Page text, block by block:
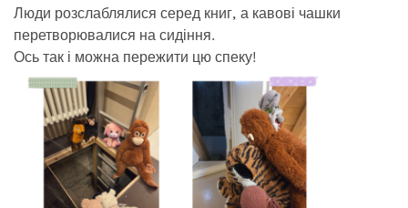
Люди розслаблялися серед книг, а кавові чашки
перетворювалися на сидіння.
Ось так і можна пережити цю спеку!